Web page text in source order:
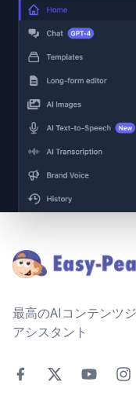
最高のAIコンテンツ
アシスタント